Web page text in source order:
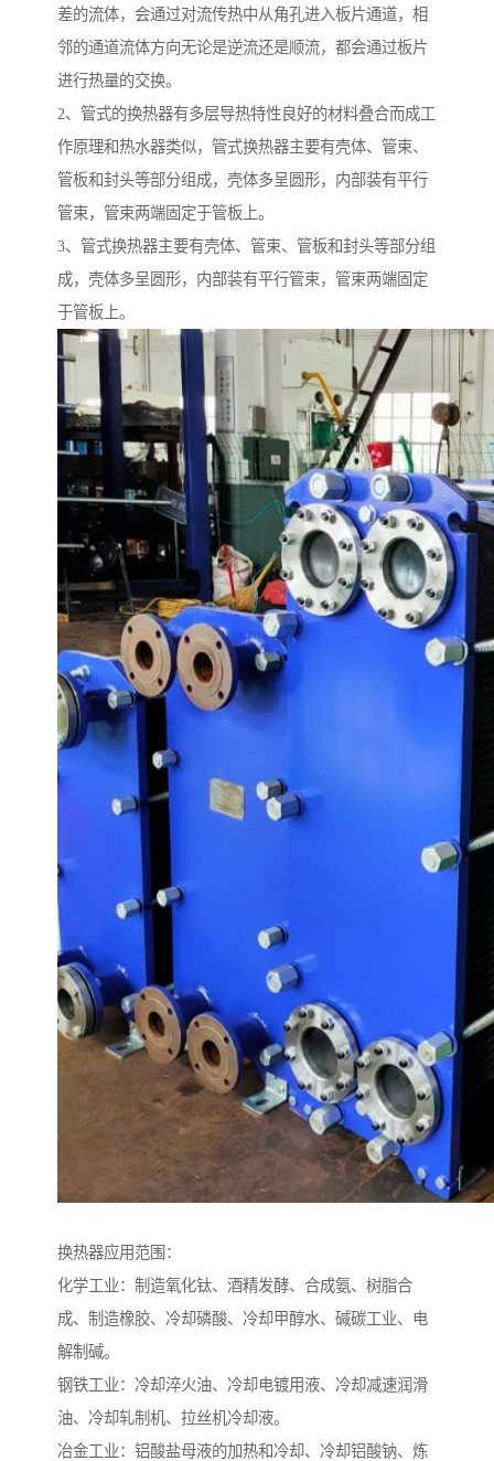
差的流体，会通过对流传热中从角孔进入板片通道，相
邻的通道流体方向无论是逆流还是顺流，都会通过板片
进行热量的交换。
2、管式的换热器有多层导热特性良好的材料叠合而成工
作原理和热水器类似，管式换热器主要有壳体、管束、
管板和封头等部分组成，壳体多呈圆形，内部装有平行
管束，管束两端固定于管板上。
3、管式换热器主要有壳体、管束、管板和封头等部分组
成，壳体多呈圆形，内部装有平行管束，管束两端固定
于管板上。
换热器应用范围：
化学工业：制造氧化钛、酒精发酵、合成氨、树脂合
成、制造橡胶、冷却磷酸、冷却甲醇水、碱碳工业、电
解制碱。
钢铁工业：冷却淬火油、冷却电镀用液、冷却减速润滑
油、冷却轧制机、拉丝机冷却液。
冶金工业：铝酸盐母液的加热和冷却、冷却铝酸钠、炼